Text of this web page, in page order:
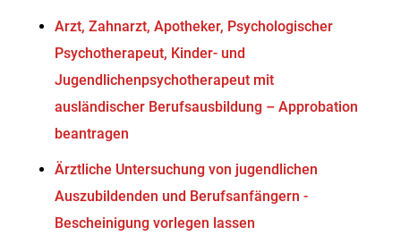
Arzt, Zahnarzt, Apotheker, Psychologischer
Psychotherapeut, Kinder- und
Jugendlichenpsychotherapeut mit
ausländischer Berufsausbildung – Approbation
beantragen
Ärztliche Untersuchung von jugendlichen
Auszubildenden und Berufsanfängern -
Bescheinigung vorlegen lassen